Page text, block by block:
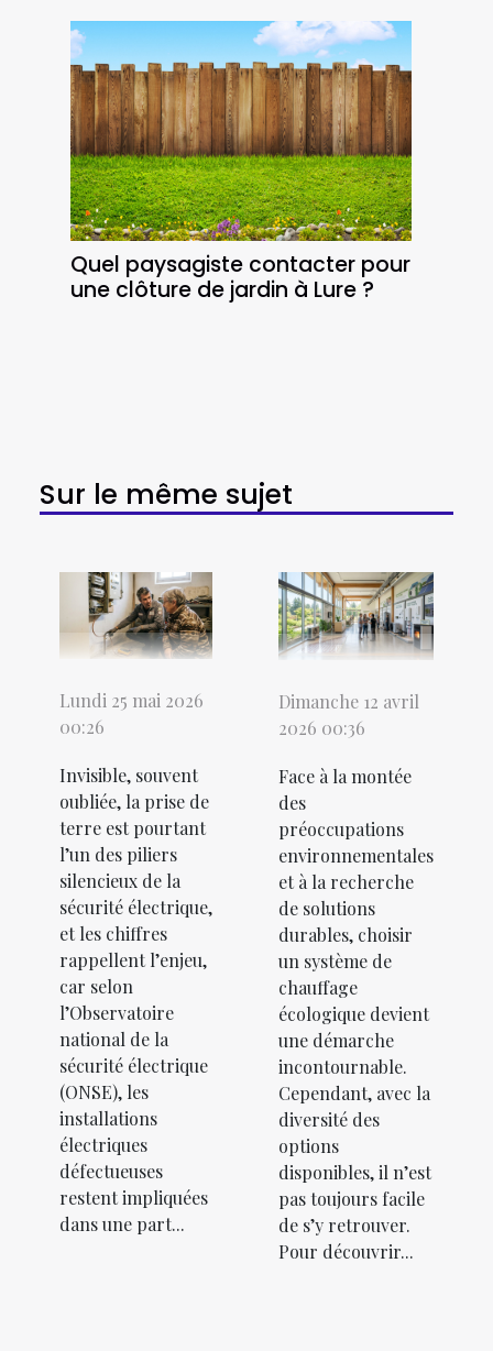
Quel paysagiste contacter pour
une clôture de jardin à Lure ?
Sur le même sujet
Lundi 25 mai 2026
00:26
Invisible, souvent
oubliée, la prise de
terre est pourtant
l’un des piliers
silencieux de la
sécurité électrique,
et les chiffres
rappellent l’enjeu,
car selon
l’Observatoire
national de la
sécurité électrique
(ONSE), les
installations
électriques
défectueuses
restent impliquées
dans une part...
Dimanche 12 avril
2026 00:36
Face à la montée
des
préoccupations
environnementales
et à la recherche
de solutions
durables, choisir
un système de
chauffage
écologique devient
une démarche
incontournable.
Cependant, avec la
diversité des
options
disponibles, il n’est
pas toujours facile
de s’y retrouver.
Pour découvrir...